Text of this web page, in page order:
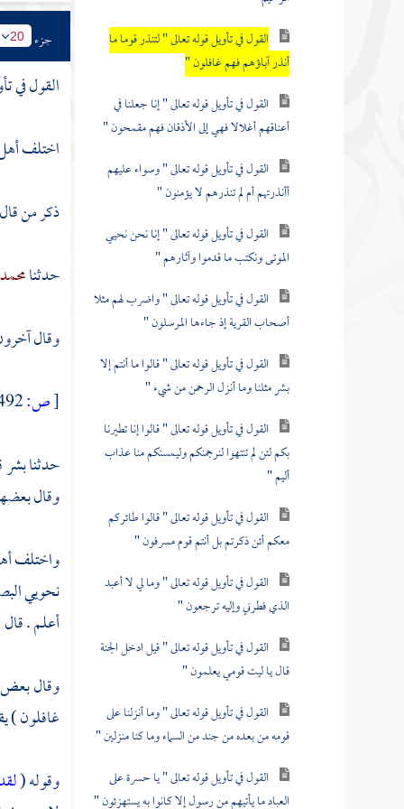
القول في تأويل قوله تعالى " لتنذر قوما ما
أنذر آباؤهم فهم غافلون "
القول في تأويل قوله تعالى " إنا جعلنا في
أعناقهم أغلالا فهي إلى الأذقان فهم مقمحون "
القول في تأويل قوله تعالى " وسواء عليهم
أأنذرتهم أم لم تنذرهم لا يؤمنون "
القول في تأويل قوله تعالى " إنا نحن نحيي
الموتى ونكتب ما قدموا وآثارهم "
القول في تأويل قوله تعالى " واضرب لهم مثلا
أصحاب القرية إذ جاءها المرسلون "
القول في تأويل قوله تعالى " قالوا ما أنتم إلا
بشر مثلنا وما أنزل الرحمن من شيء "
القول في تأويل قوله تعالى " قالوا إنا تطيرنا
بكم لئن لم تنتهوا لنرجمنكم وليمسنكم منا عذاب
أليم "
القول في تأويل قوله تعالى " قالوا طائركم
معكم أئن ذكرتم بل أنتم قوم مسرفون "
القول في تأويل قوله تعالى " وما لي لا أعبد
الذي فطرني وإليه ترجعون "
القول في تأويل قوله تعالى " قيل ادخل الجنة
قال يا ليت قومي يعلمون "
القول في تأويل قوله تعالى " وما أنزلنا على
قومه من بعده من جند من السماء وما كنا منزلين "
القول في تأويل قوله تعالى " يا حسرة على
العباد ما يأتيهم من رسول إلا كانوا به يستهزئون "
جزء 20
القول في
اختلف
ذكر من
حدثنا
وقال
[ص:
حدثنابشر
وقال
واختلف
نحويي
أعلم . قال
وقال
غافلون )
وقوله (